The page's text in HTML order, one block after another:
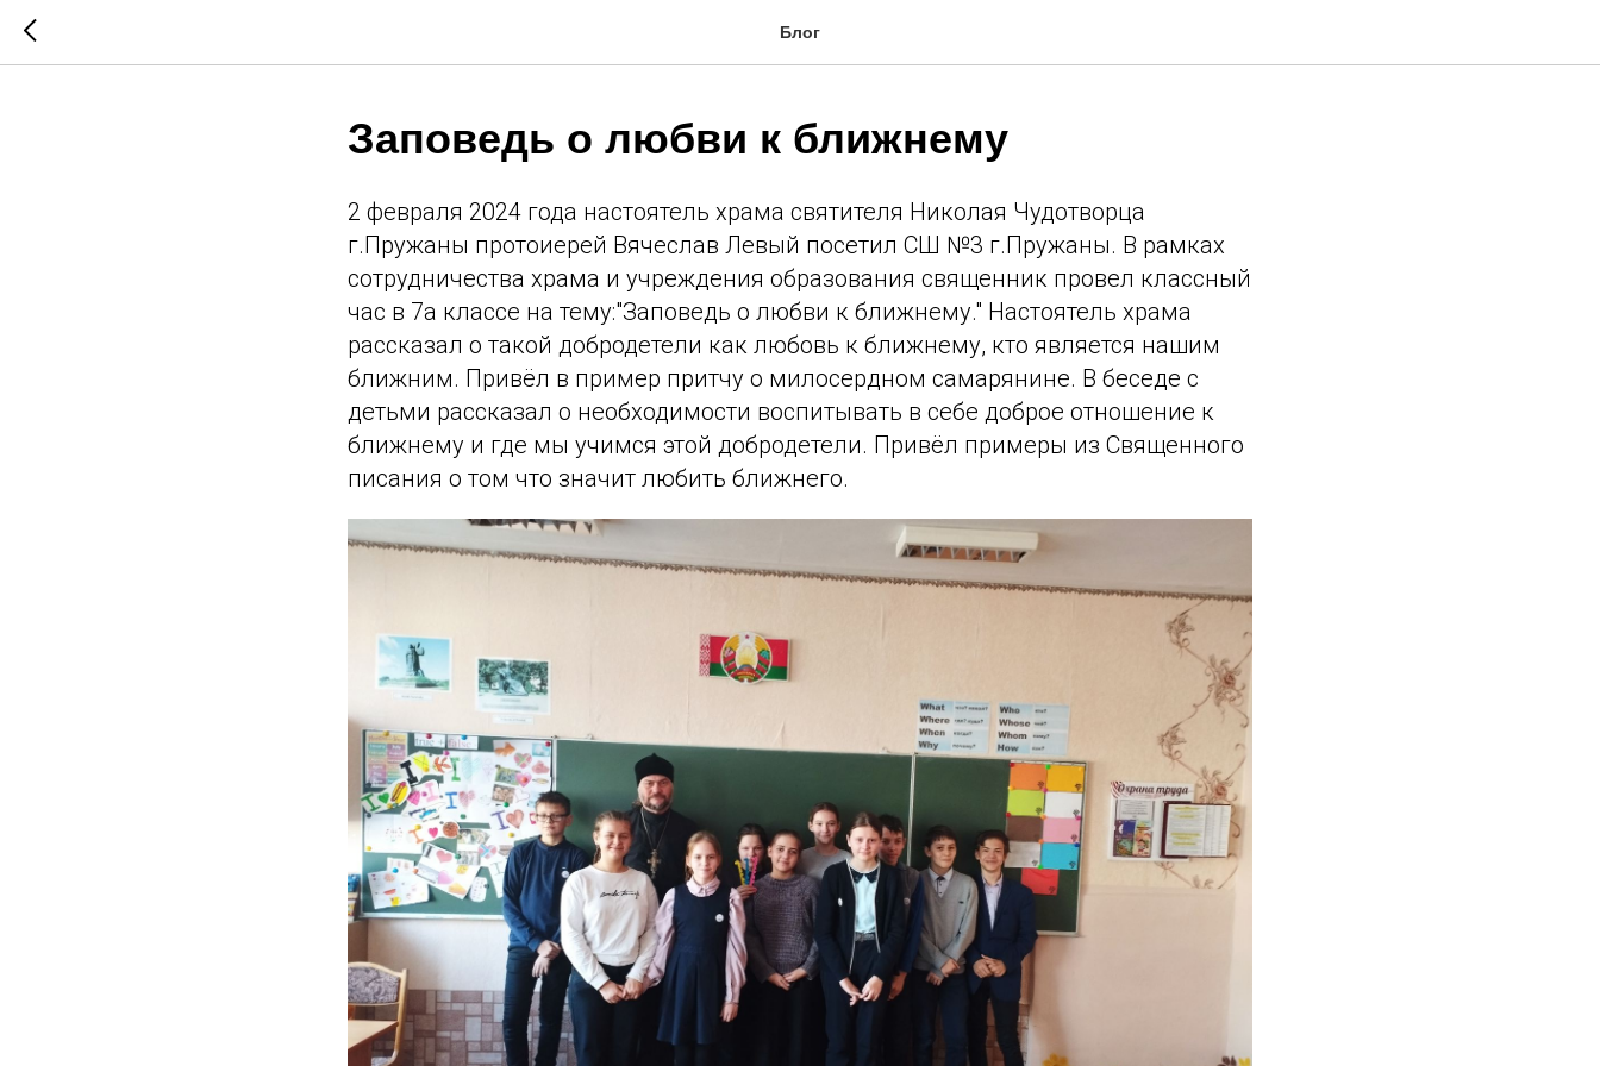
Блог
Заповедь о любви к ближнему
2 февраля 2024 года настоятель храма святителя Николая Чудотворца
г.Пружаны протоиерей Вячеслав Левый посетил СШ №3 г.Пружаны. В рамках
сотрудничества храма и учреждения образования священник провел классный
час в 7а классе на тему:"Заповедь о любви к ближнему." Настоятель храма
рассказал о такой добродетели как любовь к ближнему, кто является нашим
ближним. Привёл в пример притчу о милосердном самарянине. В беседе с
детьми рассказал о необходимости воспитывать в себе доброе отношение к
ближнему и где мы учимся этой добродетели. Привёл примеры из Священного
писания о том что значит любить ближнего.